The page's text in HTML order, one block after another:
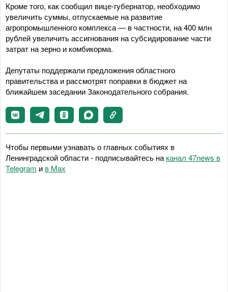
Кроме того, как сообщил вице-губернатор, необходимо
увеличить суммы, отпускаемые на развитие
агропромышленного комплекса — в частности, на 400 млн
рублей увеличить ассигнования на субсидирование части
затрат на зерно и комбикорма.
Депутаты поддержали предложения областного
правительства и рассмотрят поправки в бюджет на
ближайшем заседании Законодательного собрания.
Чтобы первыми узнавать о главных событиях в
Ленинградской области - подписывайтесь на канал 47news в
Telegram и в Maх